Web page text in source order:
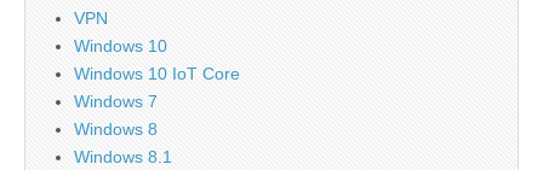
VPN
Windows 10
Windows 10 IoT Core
Windows 7
Windows 8
Windows 8.1